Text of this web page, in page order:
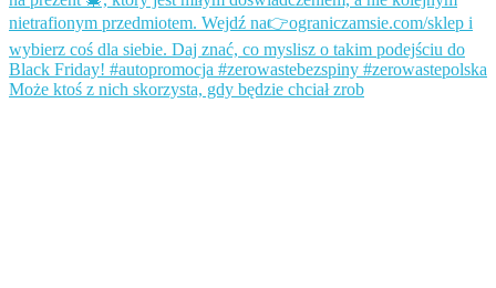
Może ktoś z nich skorzysta, gdy będzie chciał zrob